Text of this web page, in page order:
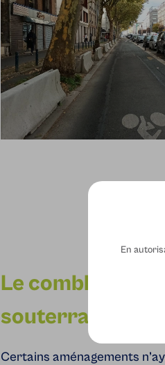
Le comblement
souterrains
Certains aménagements
En